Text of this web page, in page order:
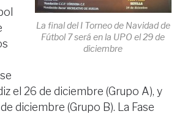
La final del I Torneo de Navidad de
Fútbol 7 será en la UPO el 29 de
diciembre
el 26 de diciembre (Grupo A), y
diciembre (Grupo B). La Fase